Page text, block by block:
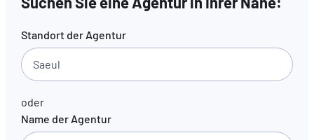
DEFREN
Standort der Agentur
oder
Name der Agentur